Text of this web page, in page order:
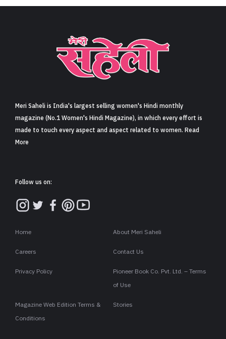
Meri Saheli is India's largest selling women's Hindi monthly
magazine (No.1 Women's Hindi Magazine), in which every effort is
made to touch every aspect and aspect related to women. Read
More
Follow us on:
Home About Meri Saheli
Careers Contact Us
Privacy Policy
Pioneer Book Co. Pvt. Ltd. – Terms
of Use
Magazine Web Edition Terms &
Conditions
Stories